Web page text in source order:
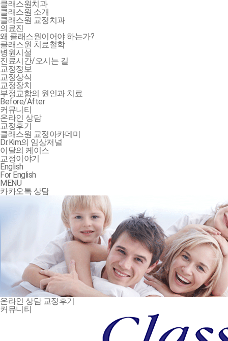
클래스원치과
클래스원 소개
클래스원 교정치과
의료진
왜 클래스원이어야 하는가?
클래스원 치료철학
병원시설
진료시간/오시는 길
교정정보
교정상식
교정장치
부정교합의 원인과 치료
Before/After
커뮤니티
온라인 상담
교정후기
클래스원 교정아카데미
Dr.Kim의 임상저널
이달의 케이스
교정이야기
English
For English
MENU
카카오톡 상담
온라인 상담 교정후기
커뮤니티